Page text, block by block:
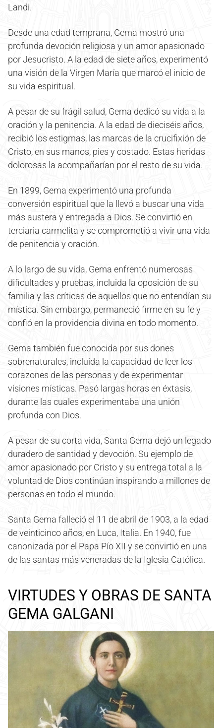
Landi.
Desde una edad temprana, Gema mostró una
profunda devoción religiosa y un amor apasionado
por Jesucristo. A la edad de siete años, experimentó
una visión de la Virgen María que marcó el inicio de
su vida espiritual.
A pesar de su frágil salud, Gema dedicó su vida a la
oración y la penitencia. A la edad de dieciséis años,
recibió los estigmas, las marcas de la crucifixión de
Cristo, en sus manos, pies y costado. Estas heridas
dolorosas la acompañarían por el resto de su vida.
En 1899, Gema experimentó una profunda
conversión espiritual que la llevó a buscar una vida
más austera y entregada a Dios. Se convirtió en
terciaria carmelita y se comprometió a vivir una vida
de penitencia y oración.
A lo largo de su vida, Gema enfrentó numerosas
dificultades y pruebas, incluida la oposición de su
familia y las críticas de aquellos que no entendían su
mística. Sin embargo, permaneció firme en su fe y
confió en la providencia divina en todo momento.
Gema también fue conocida por sus dones
sobrenaturales, incluida la capacidad de leer los
corazones de las personas y de experimentar
visiones místicas. Pasó largas horas en éxtasis,
durante las cuales experimentaba una unión
profunda con Dios.
A pesar de su corta vida, Santa Gema dejó un legado
duradero de santidad y devoción. Su ejemplo de
amor apasionado por Cristo y su entrega total a la
voluntad de Dios continúan inspirando a millones de
personas en todo el mundo.
Santa Gema falleció el 11 de abril de 1903, a la edad
de veinticinco años, en Luca, Italia. En 1940, fue
canonizada por el Papa Pío XII y se convirtió en una
de las santas más veneradas de la Iglesia Católica.
VIRTUDES Y OBRAS DE SANTA
GEMA GALGANI